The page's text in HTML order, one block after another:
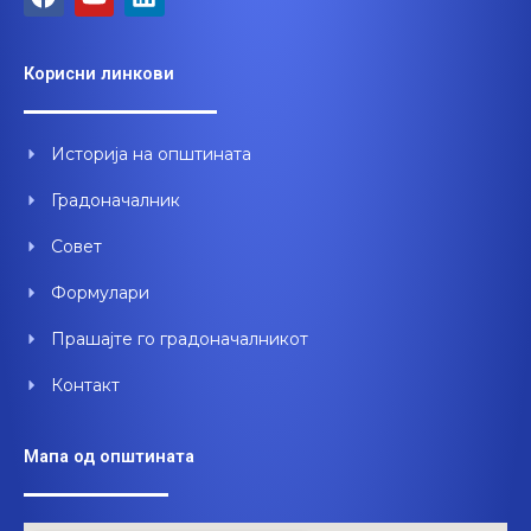
a
b
o
k
o
u
b
i
e
d
n
Корисни линкови
Историја на општината
Градоначалник
Совет
Формулари
Прашајте го градоначалникот
Контакт
Мапа од општината